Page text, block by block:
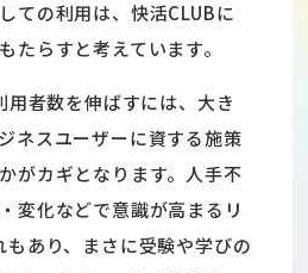
ての利用は、快活CLUBに
たらすと考えています。
用者数を伸ばすには、大き
ネスユーザーに資する施策
がカギとなります。人手不
変化などで意識が高まるリ
もあり、まさに受験や学びの